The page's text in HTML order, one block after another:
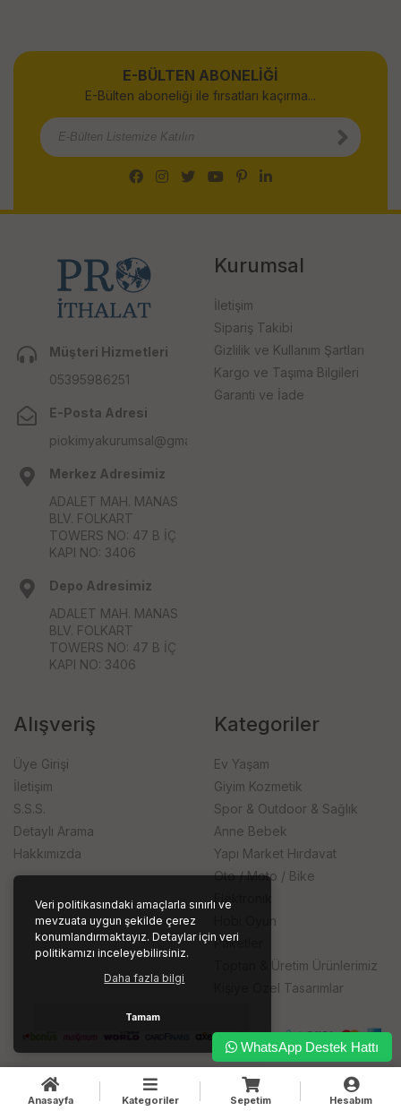
Veri politikasındaki amaçlarla sınırlı ve
mevzuata uygun şekilde çerez
konumlandırmaktayız. Detaylar için veri
politikamızı inceleyebilirsiniz.
Daha fazla bilgi
Tamam
E-BÜLTEN ABONELİĞİ
E-Bülten aboneliği ile fırsatları kaçırma...
Müşteri Hizmetleri
05395986251
E-Posta Adresi
piokimyakurumsal@gmail.com
Merkez Adresimiz
ADALET MAH. MANAS
BLV. FOLKART
TOWERS NO: 47 B İÇ
KAPI NO: 3406
Depo Adresimiz
ADALET MAH. MANAS
BLV. FOLKART
TOWERS NO: 47 B İÇ
KAPI NO: 3406
Kurumsal
İletişim
Sipariş Takibi
Gizlilik ve Kullanım Şartları
Kargo ve Taşıma Bilgileri
Garanti ve İade
Alışveriş
Üye Girişi
İletişim
S.S.S.
Detaylı Arama
Hakkımızda
Kategoriler
Ev Yaşam
Giyim Kozmetik
Spor & Outdoor & Sağlık
Anne Bebek
Yapı Market Hırdavat
Oto / Moto / Bike
Hobi Oyun
Paketler
Toptan & Üretim Ürünlerimiz
Kişiye Özel Tasarımlar
Anasayfa Kategoriler Sepetim Hesabım
WhatsApp Destek Hattı